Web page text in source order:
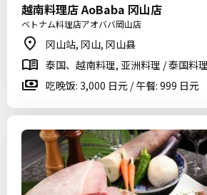
越南料理店 AoBaba 冈山店
ベトナム料理店アオババ岡山店
冈山站, 冈山, 冈山县
泰国、越南料理, 亚洲料理 / 泰国料
吃晚饭: 3,000 日元 / 午餐: 999 日元